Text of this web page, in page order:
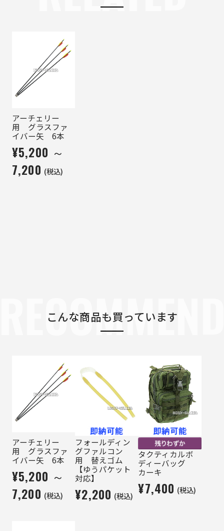
アーチェリー
用 グラスファ
イバー矢 6本
¥5,200 ～
7,200 (税込)
こんな商品も買っています
アーチェリー
用 グラスファ
イバー矢 6本
¥5,200 ～
7,200 (税込)
フォールディン
グファルコン
用 替えゴム
【ゆうパケット
対応】
¥2,200 (税込)
タクティカルボ
ディーバッグ
カーキ
¥7,400 (税込)